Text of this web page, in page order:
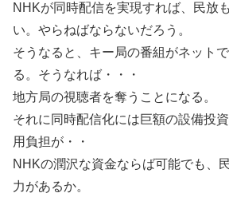
NHKが同時配信を実現すれば、民放
い。やらねばならないだろう。
そうなると、キー局の番組がネット
る。そうなれば・・・
地方局の視聴者を奪うことになる。
それに同時配信化には巨額の設備投
用負担が・・
NHKの潤沢な資金ならば可能でも、
力があるか。